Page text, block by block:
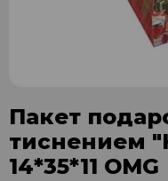
Пакет
тиснением
14*35*11 OMG